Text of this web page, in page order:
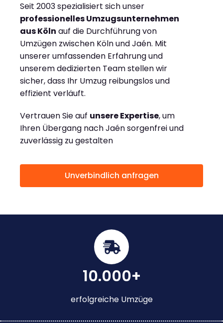
Seit 2003 spezialisiert sich unser
professionelles Umzugsunternehmen
aus Köln auf die Durchführung von
Umzügen zwischen Köln und Jaén. Mit
unserer umfassenden Erfahrung und
unserem dedizierten Team stellen wir
sicher, dass Ihr Umzug reibungslos und
effizient verläuft.
Vertrauen Sie auf unsere Expertise, um
Ihren Übergang nach Jaén sorgenfrei und
zuverlässig zu gestalten
Unverbindlich anfragen
10.000+
erfolgreiche Umzüge